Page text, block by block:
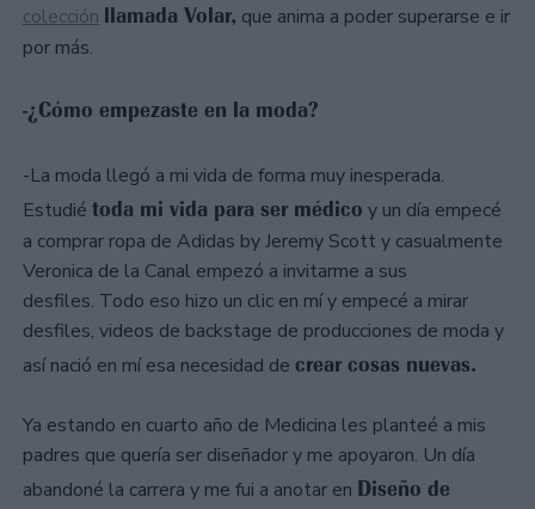
colección llamada Volar, que anima a poder superarse e ir
por más.
-¿Cómo empezaste en la moda?
-La moda llegó a mi vida de forma muy inesperada.
Estudié toda mi vida para ser médico y un día empecé
a comprar ropa de Adidas by Jeremy Scott y casualmente
Veronica de la Canal empezó a invitarme a sus
desfiles. Todo eso hizo un clic en mí y empecé a mirar
desfiles, videos de backstage de producciones de moda y
así nació en mí esa necesidad de crear cosas nuevas.
Ya estando en cuarto año de Medicina les planteé a mis
padres que quería ser diseñador y me apoyaron. Un día
abandoné la carrera y me fui a anotar en Diseño de